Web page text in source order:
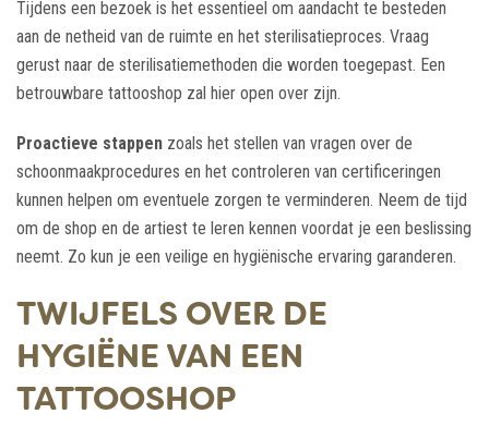
Tijdens een bezoek is het essentieel om aandacht te besteden
aan de netheid van de ruimte en het sterilisatieproces. Vraag
gerust naar de sterilisatiemethoden die worden toegepast. Een
betrouwbare tattooshop zal hier open over zijn.
Proactieve stappen zoals het stellen van vragen over de
schoonmaakprocedures en het controleren van certificeringen
kunnen helpen om eventuele zorgen te verminderen. Neem de tijd
om de shop en de artiest te leren kennen voordat je een beslissing
neemt. Zo kun je een veilige en hygiënische ervaring garanderen.
TWIJFELS OVER DE
HYGIËNE VAN EEN
TATTOOSHOP